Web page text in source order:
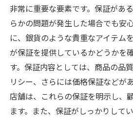
非常に重要な要素です。保証があ
らかの問題が発生した場合でも安
に、銀貨のような貴重なアイテム
が保証を提供しているかどうかを
す。保証内容としては、商品の品
リシー、さらには価格保証などが
店舗は、これらの保証を明示し、
ます。また、保証がしっかりして